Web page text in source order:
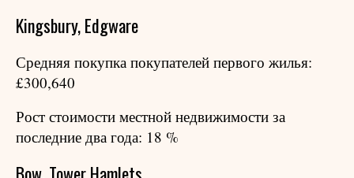
Kingsbury, Edgware
Средняя покупка покупателей первого жилья:
£300,640
Рост стоимости местной недвижимости за
последние два года: 18 %